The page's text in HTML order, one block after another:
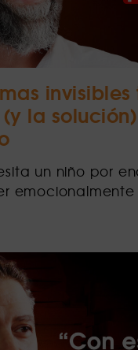
la
un niño por
emocionalmente